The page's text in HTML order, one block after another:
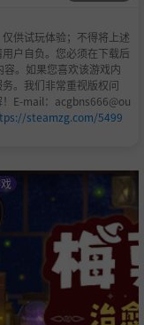
供试玩体验；不得将上述
户自负。您必须在下载后
。如果您喜欢该游戏内
。我们非常重视版权问
E-mail：acgbns666@ou
steamzg.com/5499